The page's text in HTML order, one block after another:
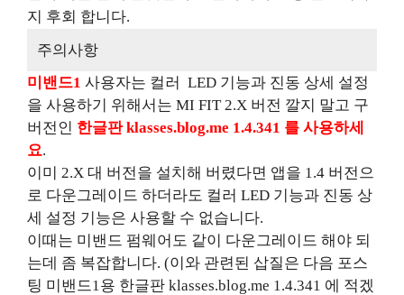
지 후회 합니다.
주의사항
미밴드1 사용자는 컬러 LED 기능과 진동 상세 설정
을 사용하기 위해서는 MI FIT 2.X 버전 깔지 말고 구
버전인 한글판klasses.blog.me 1.4.341 를 사용하세
요.
이미 2.X 대 버전을 설치해 버렸다면 앱을 1.4 버전으
로 다운그레이드 하더라도 컬러 LED 기능과 진동 상
세 설정 기능은 사용할 수 없습니다.
이때는 미밴드 펌웨어도 같이 다운그레이드 해야 되
는데 좀 복잡합니다. (이와 관련된 삽질은 다음 포스
팅 미밴드1 용 한글판 klasses.blog.me 1.4.341 에 적겠